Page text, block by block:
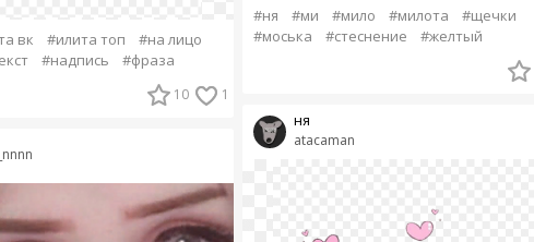
вк #илита топ
#на лицо
#надпись #фраза
10 1
#ня #ми #мило #милота
#щечки
#моська
#стеснение #желтый
atacaman
ня